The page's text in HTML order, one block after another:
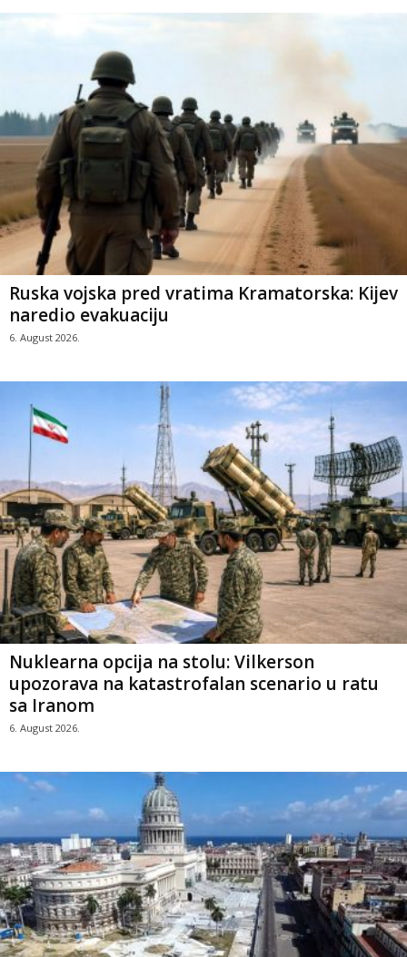
Ruska vojska pred vratima Kramatorska: Kijev
naredio evakuaciju
6. August 2026.
Nuklearna opcija na stolu: Vilkerson
upozorava na katastrofalan scenario u ratu
sa Iranom
6. August 2026.